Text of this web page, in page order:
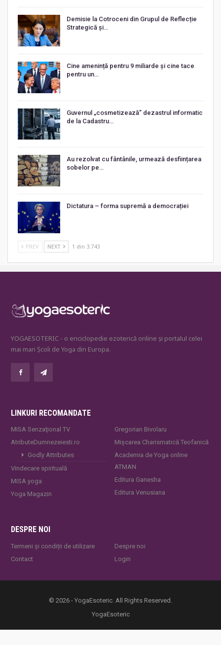
Demisie la Cotroceni din Grupul de Reflecție
Strategică și…
Cine amenință pentru 9 miliarde și cine tace
pentru un…
Guvernul „cosmetizează” dezastrul informatic
de la Cadastru…
Au rezolvat cu fântânile, urmează desființarea
sobelor pe…
Dictatura – forma supremă a democrației
PREV NEXT 1 din 3.743
YOGAESOTERIC - o enciclopedie ezoterică online și portalul celei
mai mari Școli de Yoga din Europa.
LINKURI RECOMANDATE
MISA Senzaţional TV
AtributeDumnezeiesti.ro
Godly Attributes
Vindecare spirituală
MISA.yoga
Yoga Magazin
Gregorian Bivolaru
Mișcarea Charismatică Teofanică
Academia de Yoga online
ATMAN
Editura Ganesha
Editura Venusiana
DESPRE NOI
Termeni și condiții de utilizare
Contact
Despre noi
Login
© 2026 - YogaEsoteric. All Rights Reserved.
YogaEsoteric